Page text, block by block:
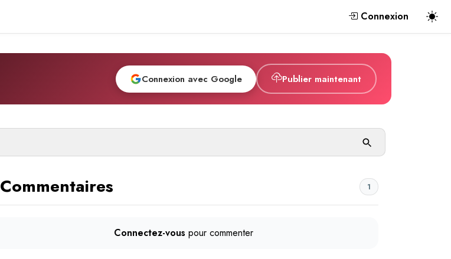
Connexion
Connexion avec Google Publier maintenant
Commentaires 1
Connectez-vous pour commenter